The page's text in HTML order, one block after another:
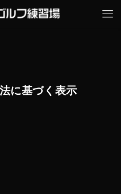
に基づく表示